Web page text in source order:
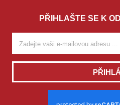
PŘIHLAŠTE SE K